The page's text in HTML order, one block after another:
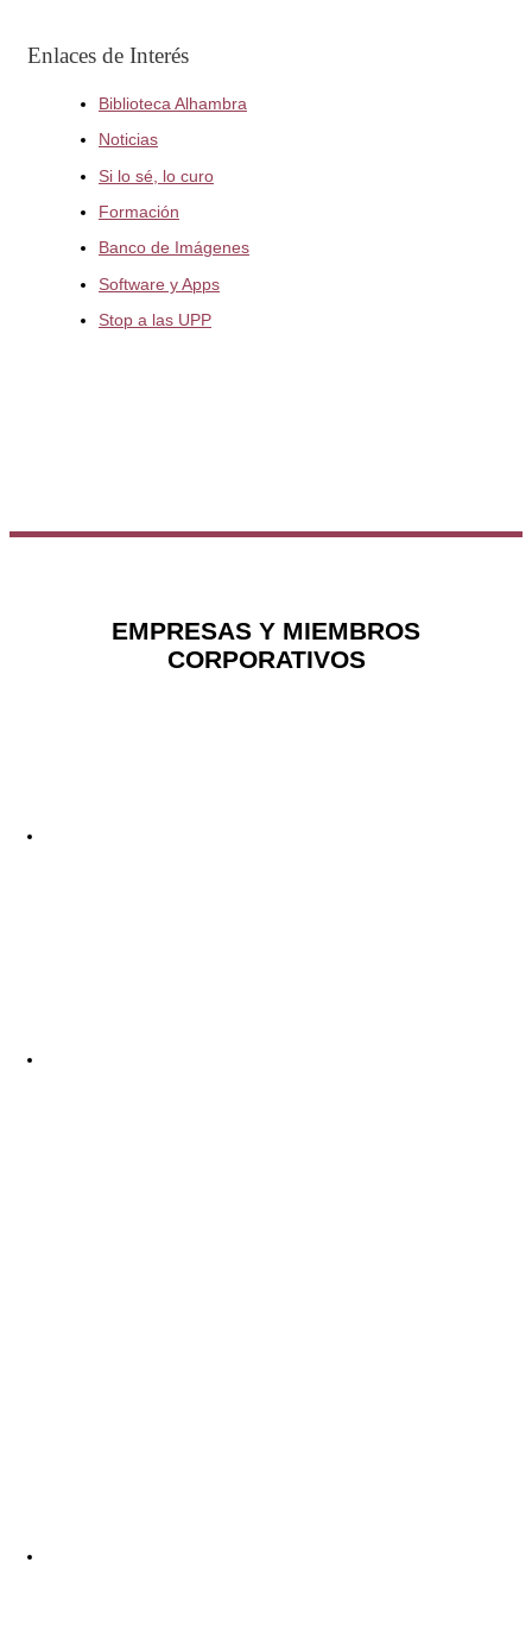
Enlaces de Interés
Biblioteca Alhambra
Noticias
Si lo sé, lo curo
Formación
Banco de Imágenes
Software y Apps
Stop a las UPP
EMPRESAS Y MIEMBROS
CORPORATIVOS